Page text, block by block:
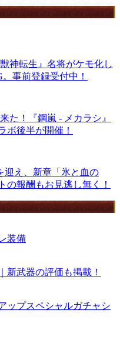
神転生』名将がケモ化し
事前登録受付中！
た！『鋼嵐 - メカラシ』
ボ後半が開催！
迎え、新章「氷と血の
の報酬もお見逃し無く！
装備
新武器の評価も掲載！
ップスペシャルガチャシ